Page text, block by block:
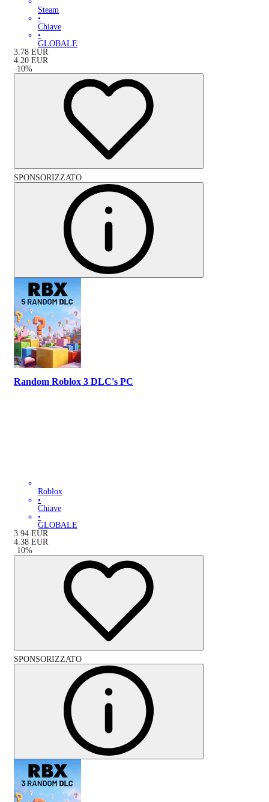
Steam
•
Chiave
•
GLOBALE
3.78 EUR
4.20 EUR
-10%
SPONSORIZZATO
Random Roblox 3 DLC's PC
Roblox
•
Chiave
•
GLOBALE
3.94 EUR
4.38 EUR
-10%
SPONSORIZZATO